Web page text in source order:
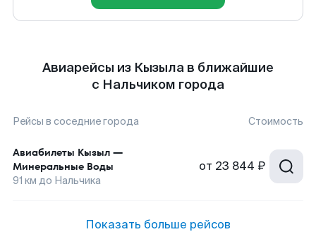
Авиарейсы из Кызыла в ближайшие
с Нальчиком города
Рейсы в соседние города Стоимость
Авиабилеты Кызыл —
Минеральные Воды
91 км до Нальчика
от 23 844 ₽
Показать больше рейсов